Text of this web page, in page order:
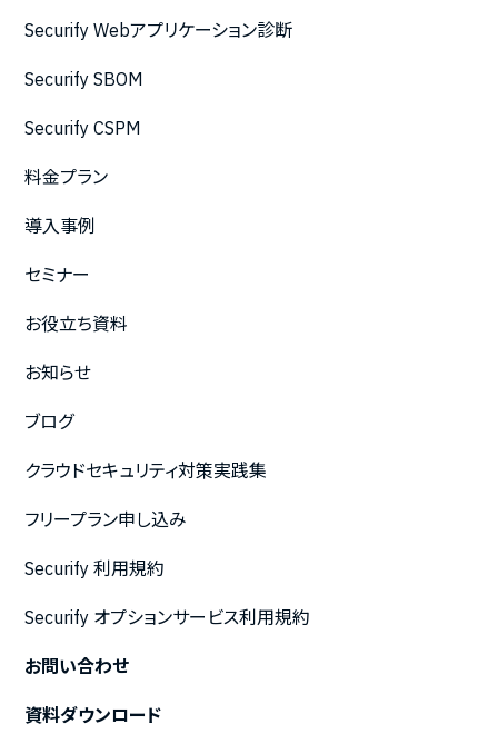
Securify Webアプリケーション診断
Securify SBOM
Securify CSPM
料金プラン
導入事例
セミナー
お役立ち資料
お知らせ
ブログ
クラウドセキュリティ対策実践集
フリープラン申し込み
Securify 利用規約
Securify オプションサービス利用規約
お問い合わせ
資料ダウンロード